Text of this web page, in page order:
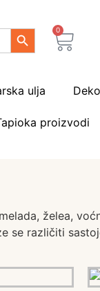
Search Button
0
ulja
proizvodi
želea,
različiti